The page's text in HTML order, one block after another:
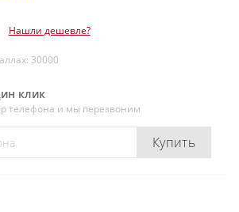
Нашли дешевле?
30000
клик
телефона и мы перезвоним
Купить